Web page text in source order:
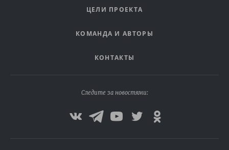
ЦЕЛИ ПРОЕКТА
КОМАНДА И АВТОРЫ
КОНТАКТЫ
Следите за новостями: